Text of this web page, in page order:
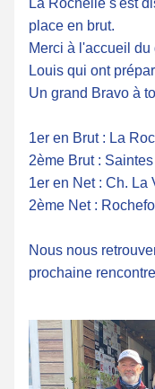
La Rochelle s'est
place en brut.
Merci à l'accueil
Louis qui ont
Un grand Bravo à
1er en Brut : La
2ème Brut :
1er en Net : Ch. La
2ème Net :
Nous nous
prochaine